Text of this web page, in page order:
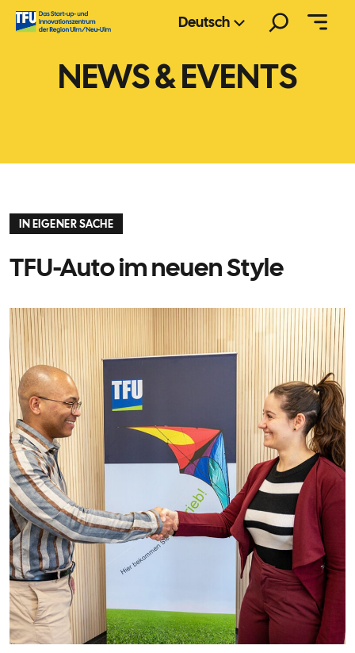
Zum
Inhalt
Deutsch
NEWS & EVENTS
IN EIGENER SACHE
TFU-Auto im neuen Style